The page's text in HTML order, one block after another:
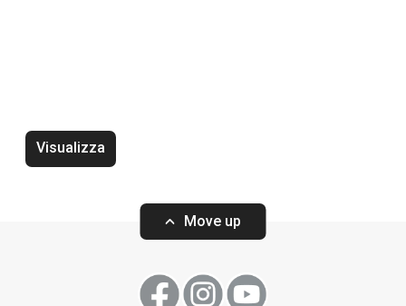
Visualizza
Move up